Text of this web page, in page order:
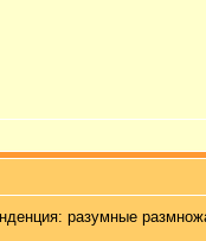
разумные